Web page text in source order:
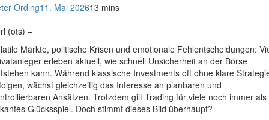
Ording11. Mai 202613 mins
(ots) –
Märkte, politische Krisen und emotionale Fehlentscheidungen:
erleben aktuell, wie schnell Unsicherheit an der Börse
kann. Während klassische Investments oft ohne klare
wächst gleichzeitig das Interesse an planbaren und
Ansätzen. Trotzdem gilt Trading für viele noch immer als
Glücksspiel. Doch stimmt dieses Bild überhaupt?